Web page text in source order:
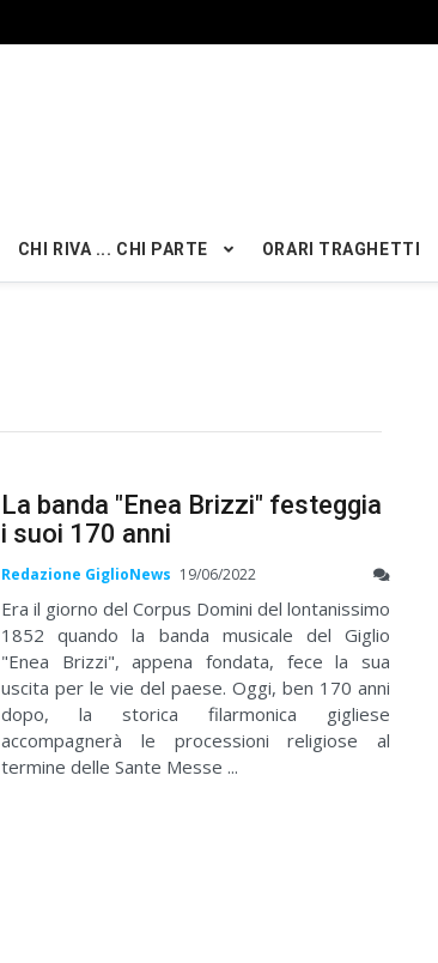
CHI RIVA ... CHI PARTE ORARI TRAGHETTI
La banda "Enea Brizzi" festeggia
i suoi 170 anni
Redazione GiglioNews 19/06/2022
Era il giorno del Corpus Domini del lontanissimo
1852 quando la banda musicale del Giglio
"Enea Brizzi", appena fondata, fece la sua
uscita per le vie del paese. Oggi, ben 170 anni
dopo, la storica filarmonica gigliese
accompagnerà le processioni religiose al
termine delle Sante Messe ...